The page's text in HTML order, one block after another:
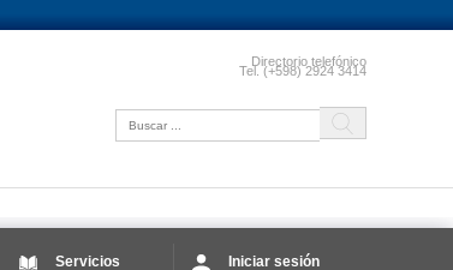
Directorio telefónico
Tel. (+598) 2924 3414
Servicios Iniciar sesión